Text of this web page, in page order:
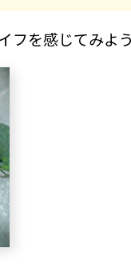
を感じてみよう
上海情報
広州・深圳